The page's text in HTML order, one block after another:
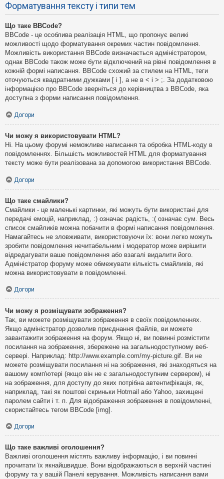
Форматування тексту і типи тем
Що таке BBCode?
BBCode - це особлива реалізація HTML, що пропонує великі
можливості щодо форматування окремих частин повідомлення.
Можливість використання BBCode визначається адміністратором,
однак BBCode також може бути відключений на рівні повідомлення в
кожній формі написання. BBCode схожий за стилем на HTML, теги
оточуються квадратними дужками [ і ], а не в < і > ;. За додатковою
інформацією про BBCode зверніться до керівництва з BBCode, яка
доступна з форми написання повідомлення.
Догори
Чи можу я використовувати HTML?
Ні. На цьому форумі неможливе написання та обробка HTML-коду в
повідомленнях. Більшість можливостей HTML для форматування
тексту може бути реалізована за допомогою використання BBCode.
Догори
Що таке смайлики?
Смайлики - це маленькі картинки, які можуть бути використані для
передачі емоцій, наприклад, :) означає радість, :( означає сум. Весь
список смайликів можна побачити в формі написання повідомлення.
Намагайтесь не зловживати, використовуючи їх: вони легко можуть
зробити повідомлення нечитабельним і модератор може вирішити
відредагувати ваше повідомлення або взагалі видалити його.
Адміністратор форуму може обмежувати кількість смайликів, які
можна використовувати в повідомленні.
Догори
Чи можу я розміщувати зображення?
Так, ви можете розміщувати зображення в своїх повідомленнях.
Якщо адміністратор дозволив приєднання файлів, ви можете
завантажити зображення на форум. Якщо ні, ви повинні розмістити
посилання на зображення, збережене на загальнодоступному веб-
сервері. Наприклад: http://www.example.com/my-picture.gif. Ви не
можете розміщувати посилання ні на зображення, які знаходяться на
вашому комп'ютері (якщо він не є загальнодоступним сервером), ні
на зображення, для доступу до яких потрібна автентифікація, як,
наприклад, такі як поштові скриньки Hotmail або Yahoo, захищені
паролем сайти і т. п. Для відображення зображення в повідомленні,
скористайтесь тегом BBCode [img].
Догори
Що таке важливі оголошення?
Важливі оголошення містять важливу інформацію, і ви повинні
прочитати їх якнайшвидше. Вони відображаються в верхній частині
форуму та у вашій Панелі керування. Можливість написання вами